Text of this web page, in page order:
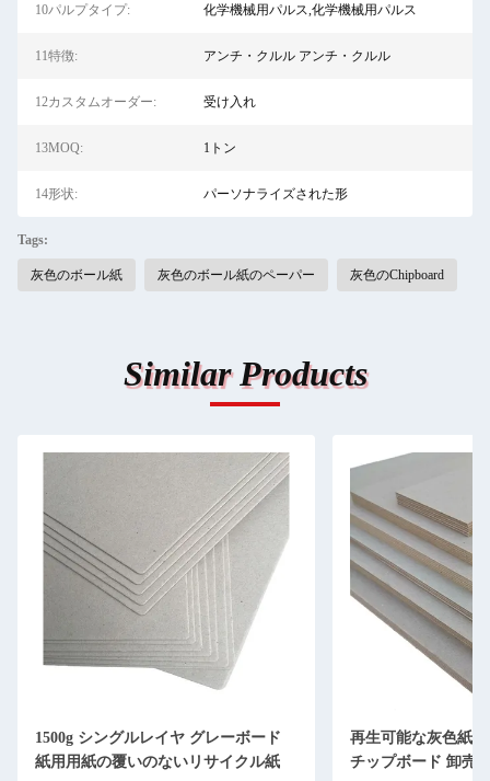
10パルプタイプ: 化学機械用パルス,化学機械用パルス
11特徴: アンチ・クルル アンチ・クルル
12カスタムオーダー: 受け入れ
13MOQ: 1トン
14形状: パーソナライズされた形
Tags:
灰色のボール紙 灰色のボール紙のペーパー 灰色のChipboard
Similar Products
1500g シングルレイヤ グレーボード
紙用用紙の覆いのないリサイクル紙
再生可能な灰色紙
チップボード 卸売